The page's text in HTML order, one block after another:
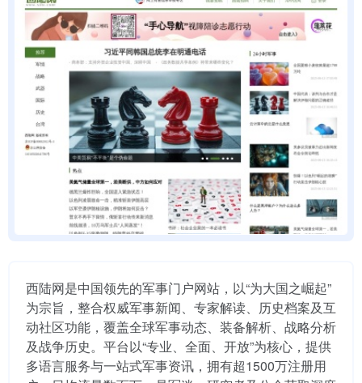
西陆网是中国领先的军事门户网站，以“为大国之崛起”
为宗旨，整合权威军事新闻、专家解读、历史档案及互
动社区功能，覆盖全球军事动态、装备解析、战略分析
及战争历史。平台以“专业、全面、开放”为核心，提供
多语言服务与一站式军事资讯，拥有超1500万注册用